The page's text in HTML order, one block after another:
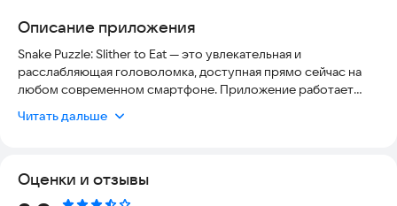
Описание приложения
Snake Puzzle: Slither to Eat — это увлекательная и
расслабляющая головоломка, доступная прямо сейчас на
любом современном смартфоне. Приложение работает
интернету и полностью безопасно для детей и взрослых.
удобство.
Читать дальше
Оценки и отзывы